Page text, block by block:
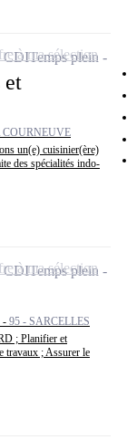
et
COURNEUVE
un(e) cuisinier(ère)
des spécialités indo-
CDITemps plein
à ma sélection
- 95 - SARCELLES
; Planifier et
travaux ; Assurer le
CDITemps plein
à ma sélection